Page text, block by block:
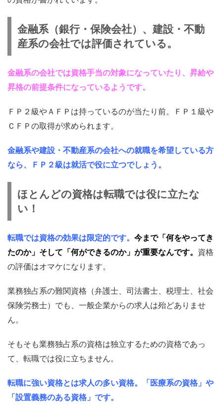
金融系（銀行・保険会社）、建設・不動
産系の会社では評価されている。
金融系の会社では資格手当の対象になっていたり、昇給や
昇格の前提条件になっているようです。
ＦＰ２級やＡＦＰは持っているのが当たり前。ＦＰ１級や
ＣＦＰの取得が求められます。
金融系や建設・不動産系の会社への就職を希望している方
なら、ＦＰ２級は就活で役に立つでしょう。
ほとんどの資格は転職では役に立たな
い！
転職では資格の効果は限定的です。 今まで「何をやってき
たのか」そして「何ができるのか」が重要なんです。 資格
の評価はオマケになります。
業務独占系の難関資格（弁護士、司法書士、税理士、社会
保険労務士）でも、一般企業からの求人は殆どありませ
ん。
そもそも業務独占系の資格は独立するための資格であっ
て、転職では役に立ちません。
転職に強い資格とは求人の多い資格。「医療系の資格」や
「設置義務のある資格」です。